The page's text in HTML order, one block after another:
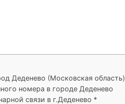
Деденево (Московская область)
номера в городе Деденево
связи в г.Деденево *